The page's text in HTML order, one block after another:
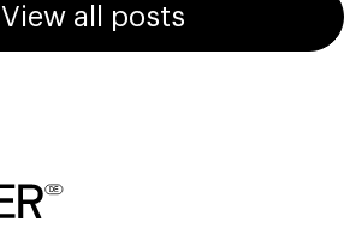
View all posts